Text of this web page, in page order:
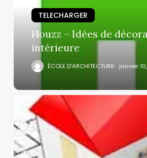
TELECHARGER
Houzz – Idées de
intérieure
ÉCOLE D'ARCHITECTURE janvier